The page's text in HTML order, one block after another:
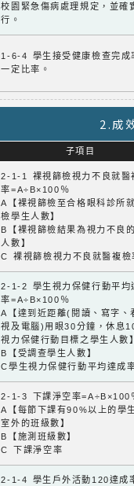
校園緊急傷病處理規定，並確
行。
1-6-4 學生接受健康檢查完成
一定比率。
2.成
子項目
2-1-1 裸視篩檢視力不良就醫
率=A÷B×100％
A【裸視篩檢至合格眼科診所
檢學生人數】
B【裸視篩檢結果為視力不良
人數】
C 裸視篩檢視力不良就醫複檢
2-1-2 學生視力保健行動平均
率=A÷B×100％
A【達到近距離(閱讀、寫字、
視及電腦)用眼30分鐘，休息
視力保健行動目標之學生人數
B【受調查學生人數】
C學生視力保健行動平均達成
2-1-3 下課淨空率=A÷B×100
A【每節下課有90%以上的學
室外的班級數】
B【施測班級數】
C 下課淨空率
2-1-4 學生戶外活動120達成